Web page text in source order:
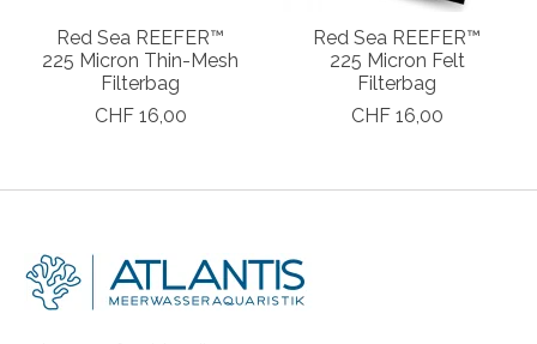
Red Sea REEFER™
225 Micron Thin-Mesh
Filterbag
CHF 16,00
Red Sea REEFER™
225 Micron Felt
Filterbag
CHF 16,00